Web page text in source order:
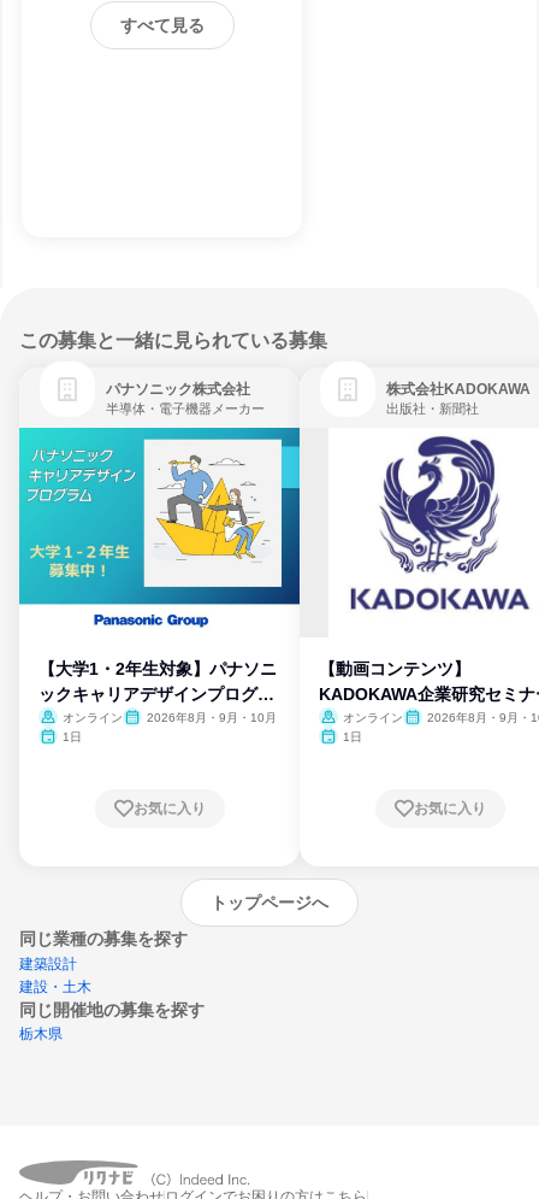
すべて見る
この募集と一緒に見られている募集
パナソニック株式会社
半導体・電子機器メーカー
【大学1・2年生対象】パナソニ
ックキャリアデザインプログラ
ム
オンライン
2026年8月・9月・10月
1日
お気に入り
株式会社KADOKAWA
出版社・新聞社
【動画コンテンツ】
KADOKAWA企業研究セミナ
オンライン
2026年8月・9月・
1日
お気に入り
トップページへ
同じ業種の募集を探す
建築設計
建設・土木
同じ開催地の募集を探す
栃木県